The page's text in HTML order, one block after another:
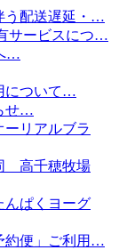
う配送遅延・…
サービスにつ…
…
について…
せ…
ーリアルブラ
高千穂牧場
んぱくヨーグ
約便」ご利用…